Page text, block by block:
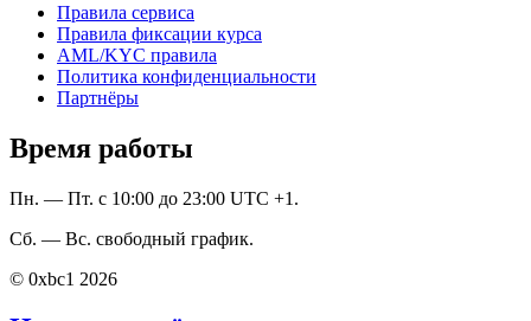
Правила сервиса
Правила фиксации курса
AML/KYC правила
Политика конфиденциальности
Партнёры
Время работы
Пн. — Пт. с 10:00 до 23:00 UTC +1.
Сб. — Вс. свободный график.
© 0xbc1 2026